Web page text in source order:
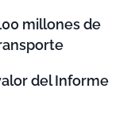
millones de
del Informe